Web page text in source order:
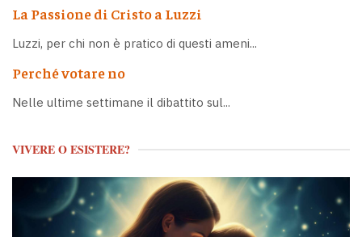
La Passione di Cristo a Luzzi
Luzzi, per chi non è pratico di questi ameni...
Perché votare no
Nelle ultime settimane il dibattito sul...
VIVERE O ESISTERE?